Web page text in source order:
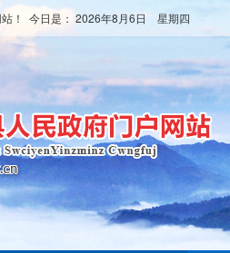
！ 今日是： 2026年8月6日 星期四